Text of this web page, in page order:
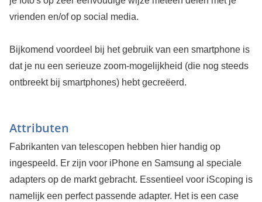
vrienden en/of op social media.
Bijkomend voordeel bij het gebruik van een smartphone is
dat je nu een serieuze zoom-mogelijkheid (die nog steeds
ontbreekt bij smartphones) hebt gecreëerd.
Attributen
Fabrikanten van telescopen hebben hier handig op
ingespeeld. Er zijn voor iPhone en Samsung al speciale
adapters op de markt gebracht. Essentieel voor iScoping is
namelijk een perfect passende adapter. Het is een case